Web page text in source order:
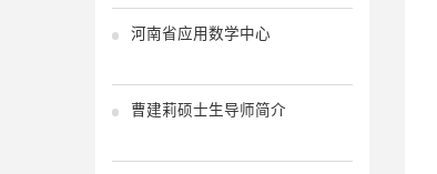
河南省应用数学中心
曹建莉硕士生导师简介